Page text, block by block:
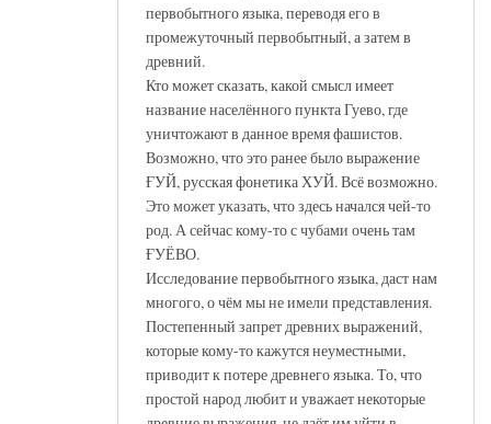
первобытного языка, переводя его в
промежуточный первобытный, а затем в
древний.
Кто может сказать, какой смысл имеет
название населённого пункта Гуево, где
уничтожают в данное время фашистов.
Возможно, что это ранее было выражение
ҒУЙ, русская фонетика ХУЙ. Всё возможно.
Это может указать, что здесь начался чей-то
род. А сейчас кому-то с чубами очень там
ҒУЁВО.
Исследование первобытного языка, даст нам
многого, о чём мы не имели представления.
Постепенный запрет древних выражений,
которые кому-то кажутся неуместными,
приводит к потере древнего языка. То, что
простой народ любит и уважает некоторые